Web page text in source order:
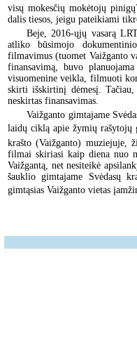
visų mokesčių mokėtojų
dalis tiesos, jeigu pateikiami
Beje, 2016-ųjų vasarą
atliko būsimojo
filmavimus (tuomet Vaižganto
finansavimą, buvo
visuomenine veikla, filmuoti
skirti išskirtinį dėmesį.
neskirtas finansavimas.
Vaižganto gimtajame
laidų ciklą apie žymių rašytojų
krašto (Vaižganto) muziejuje,
filmai skiriasi kaip diena nuo
Vaižgantą, net nesiteikė
šauklio gimtajame Svėdasų
gimtąsias Vaižganto vietas